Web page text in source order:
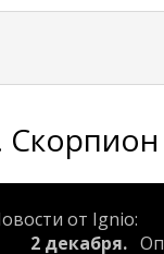
от Ignio:
2 декабря.